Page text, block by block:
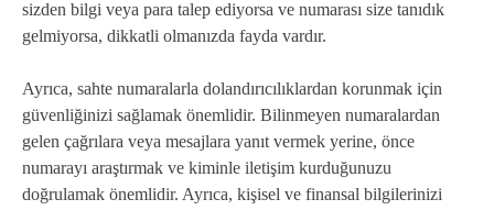
sizden bilgi veya para talep ediyorsa ve numarası size tanıdık
gelmiyorsa, dikkatli olmanızda fayda vardır.
Ayrıca, sahte numaralarla dolandırıcılıklardan korunmak için
güvenliğinizi sağlamak önemlidir. Bilinmeyen numaralardan
gelen çağrılara veya mesajlara yanıt vermek yerine, önce
numarayı araştırmak ve kiminle iletişim kurduğunuzu
doğrulamak önemlidir. Ayrıca, kişisel ve finansal bilgilerinizi